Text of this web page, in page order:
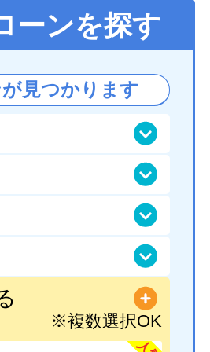
ーンを探す
見つかります
※複数選択OK